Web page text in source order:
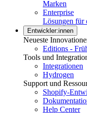
Marken
Enterprise
Lösungen für
Entwickler:innen
Neueste
Editions -
Tools und
Integrationen
Hydrogen
Support und
Shopify-
Help Center